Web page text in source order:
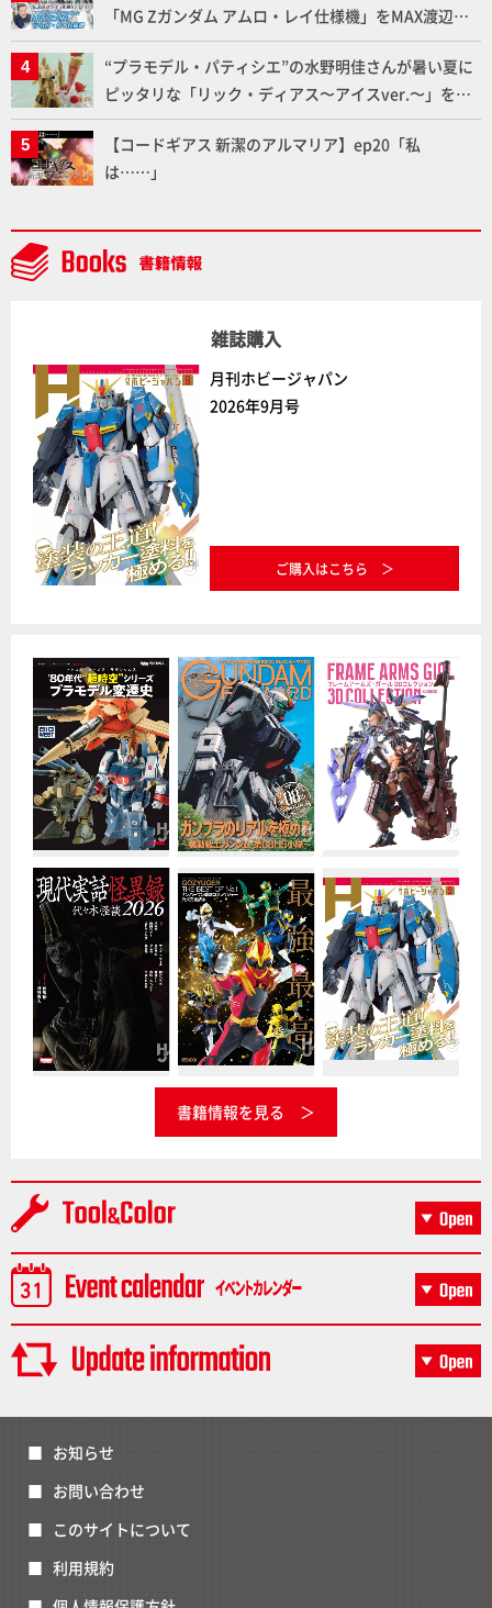
「MG Zガンダム アムロ・レイ仕様機」をMAX渡辺が
ふたたび塗る!!【試し読み】
“プラモデル・パティシエ”の水野明佳さんが暑い夏に
ピッタリな「リック・ディアス〜アイスver.〜」を製
作【ガンダムフォワード Vol.11抜粋】
【コードギアス 新潔のアルマリア】ep20「私
は……」
雑誌購入
月刊ホビージャパン
2026年9月号
ご購入はこちら
書籍情報を見る
お知らせ
お問い合わせ
このサイトについて
利用規約